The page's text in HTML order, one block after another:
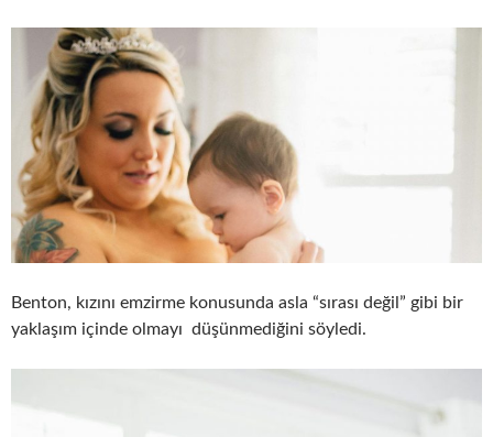
Benton, kızını emzirme konusunda asla “sırası değil” gibi bir
yaklaşım içinde olmayı düşünmediğini söyledi.